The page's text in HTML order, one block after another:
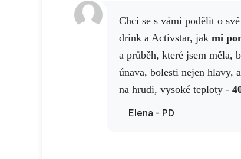
Chci se s vámi podělit o své zkušenosti s produkty NO -
drink a Activstar, jak mi
a průběh, které jsem měla,
únava, bolesti nejen hlavy,
na hrudi, vysoké teploty -
Začala jsem tedy užívat
Elena - PD